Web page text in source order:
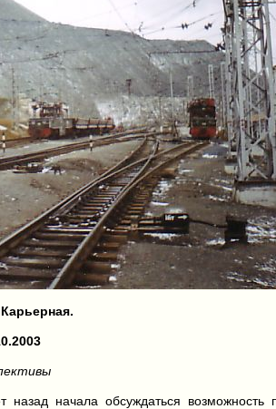
начала обсуждаться возможность